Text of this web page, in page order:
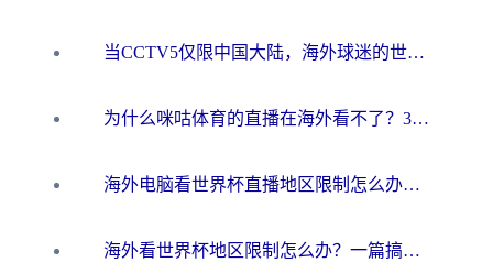
当CCTV5仅限中国大陆，海外球迷的世界杯狂欢如何继续？
为什么咪咕体育的直播在海外看不了？3步解决海外看世界杯+抖音地区限制难题
海外电脑看世界杯直播地区限制怎么办？你需要一个聪明的加速器
海外看世界杯地区限制怎么办？一篇搞定咪咕视频播放+国内资源无缝访问指南